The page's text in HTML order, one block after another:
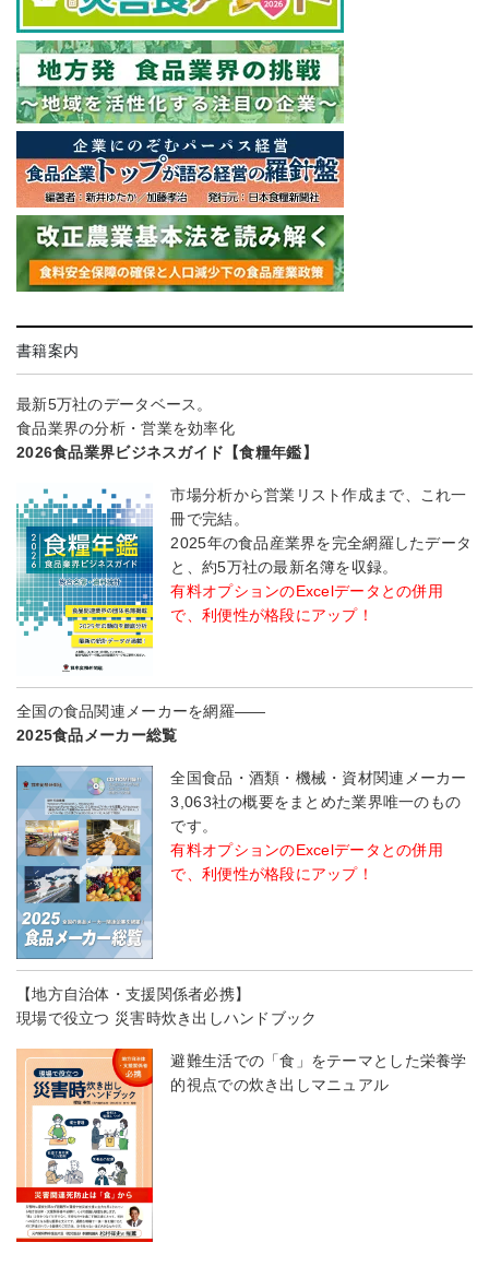
書籍案内
最新5万社のデータベース。
食品業界の分析・営業を効率化
2026食品業界ビジネスガイド【食糧年鑑】
市場分析から営業リスト作成まで、これ一
冊で完結。
2025年の食品産業界を完全網羅したデータ
と、約5万社の最新名簿を収録。
有料オプションのExcelデータとの併用
で、利便性が格段にアップ！
全国の食品関連メーカーを網羅――
2025食品メーカー総覧
全国食品・酒類・機械・資材関連メーカー
3,063社の概要をまとめた業界唯一のもの
です。
有料オプションのExcelデータとの併用
で、利便性が格段にアップ！
【地方自治体・支援関係者必携】
現場で役立つ 災害時炊き出しハンドブック
避難生活での「食」をテーマとした栄養学
的視点での炊き出しマニュアル